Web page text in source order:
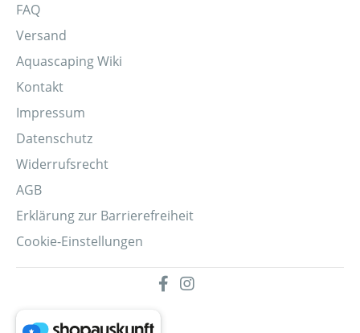
FAQ
Versand
Aquascaping Wiki
Kontakt
Impressum
Datenschutz
Widerrufsrecht
AGB
Erklärung zur Barrierefreiheit
Cookie-Einstellungen